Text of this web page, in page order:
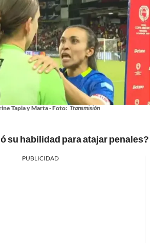
Tapia y Marta - Foto: Transmisión
su habilidad para atajar penales?
PUBLICIDAD